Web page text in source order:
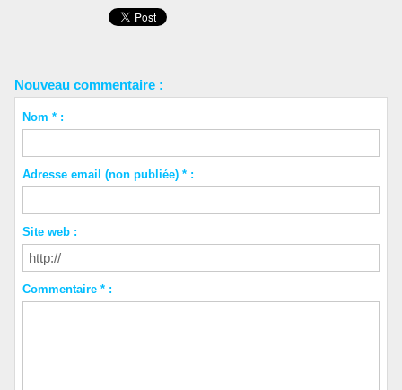
Nouveau commentaire :
Nom * :
Adresse email (non publiée) * :
Site web :
Commentaire * :